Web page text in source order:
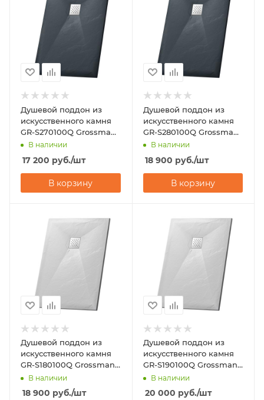
Душевой поддон из
искусственного камня
GR-S270100Q Grossman
Strong 70х100
В наличии
17 200 руб./шт
В корзину
Душевой поддон из
искусственного камня
GR-S280100Q Grossman
Strong 80х100
В наличии
18 900 руб./шт
В корзину
Душевой поддон из
искусственного камня
GR-S180100Q Grossman
Strong 80х100
В наличии
18 900 руб./шт
Душевой поддон из
искусственного камня
GR-S190100Q Grossman
Strong 90х100
В наличии
20 000 руб./шт